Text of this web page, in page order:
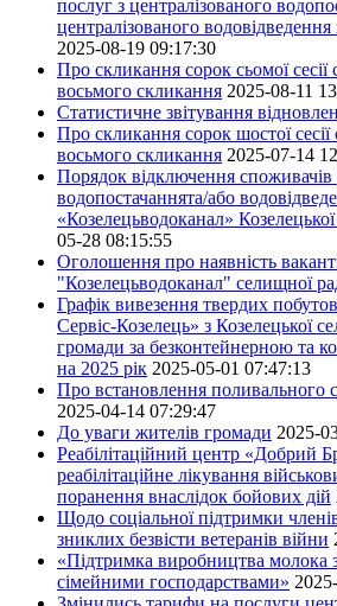
послуг з централізованого
централізованого
2025-08-19 09:17:30
Про скликання сорок сьомої сесії
восьмого скликання 2025-08-11
Статистичне звітування
Про скликання сорок шостої
восьмого скликання 2025-07-14
Порядок відключення споживачів
водопостачаннята/або
«Козелецьводоканал»
05-28 08:15:55
Оголошення про наявність
"Козелецьводоканал" селищної
Графік вивезення твердих
Сервіс-Козелець» з Козелецької
громади за безконтейнерною та
на 2025 рік 2025-05-01 07:47:13
Про встановлення поливального
2025-04-14 07:29:47
До уваги жителів громади 2025-
Реабілітаційний центр «Добрий
реабілітаційне лікування
поранення внаслідок бойових дій
Щодо соціальної підтримки
зниклих безвісти ветеранів війни
«Підтримка виробництва молока
сімейними господарствами»